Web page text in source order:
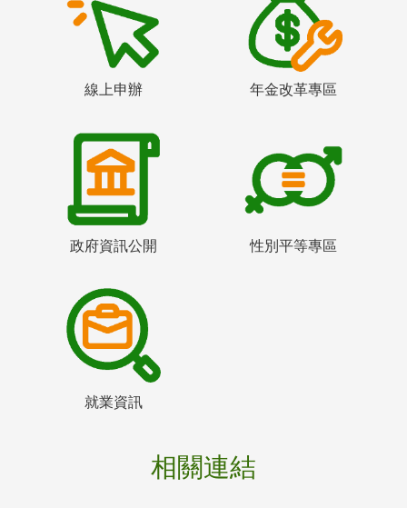
線上申辦 年金改革專區
政府資訊公開 性別平等專區
就業資訊
相關連結